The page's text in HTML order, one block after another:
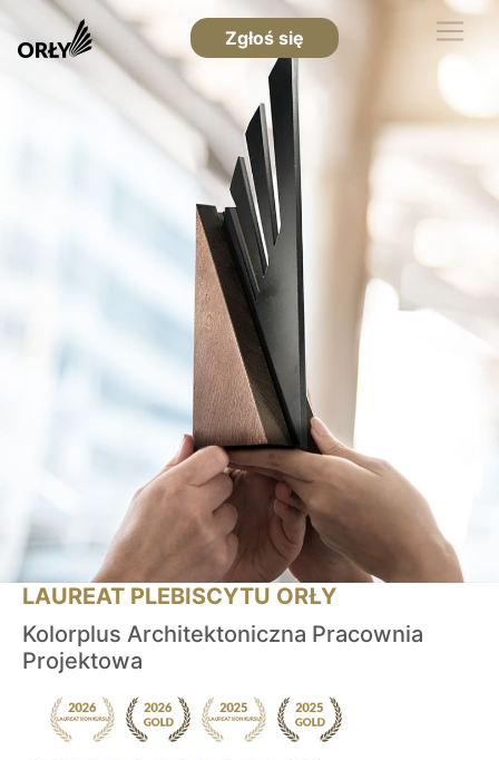
Zgłoś się
LAUREAT PLEBISCYTU ORŁY
Kolorplus Architektoniczna Pracownia
Projektowa